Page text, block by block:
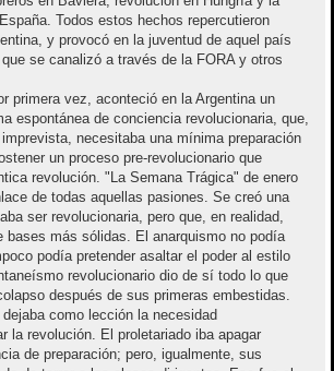
Todos estos hechos repercutieron
y provocó en la juventud de aquel país
se canalizó a través de la FORA y otros
primera vez, aconteció en la Argentina un
espontánea de conciencia revolucionaria, que,
necesitaba una mínima preparación
un proceso pre-revolucionario que
revolución. "La Semana Trágica" de enero
de todas aquellas pasiones. Se creó una
ser revolucionaria, pero que, en realidad,
bases más sólidas. El anarquismo no podía
podía pretender asaltar el poder al estilo
revolucionario dio de sí todo lo que
después de sus primeras embestidas.
como lección la necesidad
la revolución. El proletariado iba apagar
de preparación; pero, igualmente, sus